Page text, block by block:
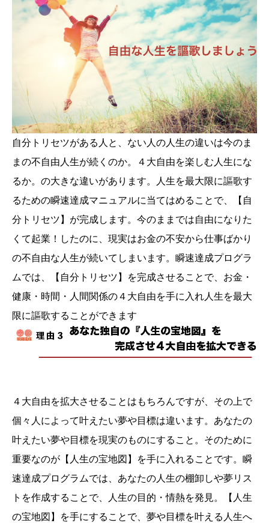
自分トリセツがある人と、ない人の人生の違いは今のま
まの不自由人生が続くのか。４大自由を楽しむ人生にな
るか。の大きな違いがあります。人生を最大限に謳歌す
るための瞬速達成マニュアルに当てはめることで、【自
分トリセツ】が完成します。今のままでは自由になりた
くて起業！したのに、現実はお金の不安から仕事ばかり
の不自由な人生が続いてしまいます。瞬速達成プログラ
ムでは、【自分トリセツ】を完成させることで、お金・
健康・時間・人間関係の４大自由を手に入れ人生を最大
限に謳歌することができます
４大自由を拡大させることはもちろんですが、その上で
個々人によって叶えたい夢や目標は違います。あなたの
叶えたい夢や目標を現実のものにすること。そのために
重要なのが【人生の宝地図】を手に入れることです。瞬
速達成プログラムでは、あなたの人生の棚卸しや夢リス
トを作成することで、人生の目的・情熱を発見。【人生
の宝地図】を手にすることで、夢や目標を叶える人生へ